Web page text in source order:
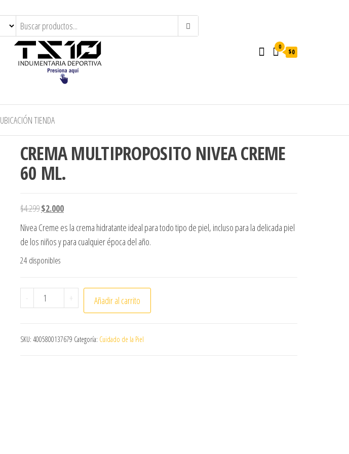
0
$0
UBICACIÓN TIENDA
CREMA MULTIPROPOSITO NIVEA CREME
60 ML.
$4.299El precio original era: $4.299.
$2.000El precio actual es: $2.000.
Nivea Creme es la crema hidratante ideal para todo tipo de piel, incluso para la delicada piel
de los niños y para cualquier época del año.
24 disponibles
- CREMA MULTIPROPOSITO NIVEA CREME 60 ML. cantidad
+ Añadir al carrito
SKU: 4005800137679 Categoría: Cuidado de la Piel